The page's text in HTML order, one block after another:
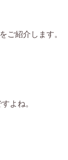
ご紹介します。
よね。